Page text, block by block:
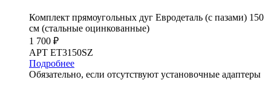
Комплект прямоугольных дуг Евродеталь (с пазами) 150
см (стальные оцинкованные)
1 700 ₽
АРТ ET3150SZ
Подробнее
Обязательно, если отсутствуют установочные адаптеры